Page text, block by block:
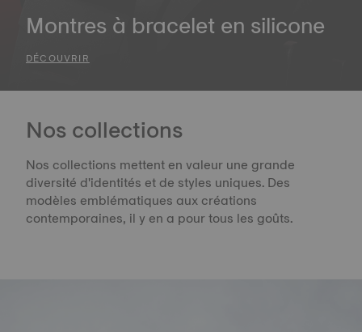
Montres à bracelet en silicone
DÉCOUVRIR
Nos collections
Nos collections mettent en valeur une grande
diversité d'identités et de styles uniques. Des
modèles emblématiques aux créations
contemporaines, il y en a pour tous les goûts.